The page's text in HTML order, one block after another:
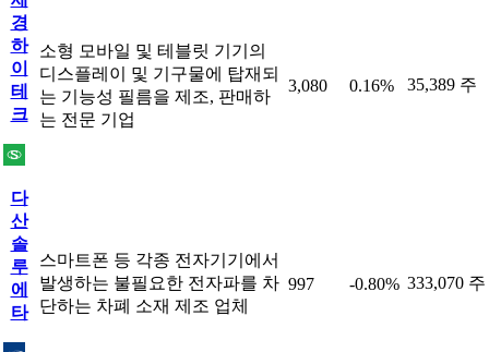
경
하
이
테
크
소형 모바일 및 테블릿 기기의
디스플레이 및 기구물에 탑재되
는 기능성 필름을 제조, 판매하
는 전문 기업
3,080 0.16% 35,389 주
다
산
솔
루
에
타
스마트폰 등 각종 전자기기에서
발생하는 불필요한 전자파를 차
단하는 차폐 소재 제조 업체
997 -0.80% 333,070 주